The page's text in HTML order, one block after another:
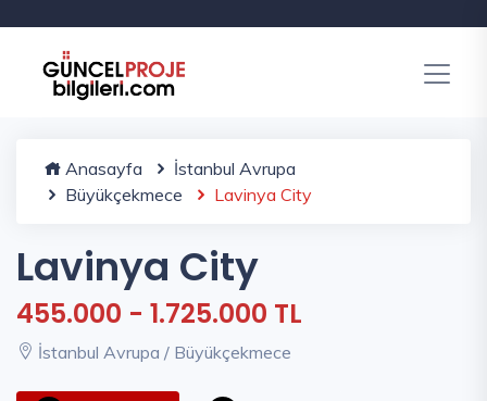
Anasayfa
İstanbul Avrupa
Büyükçekmece
Lavinya City
Lavinya City
455.000 - 1.725.000 TL
İstanbul Avrupa / Büyükçekmece